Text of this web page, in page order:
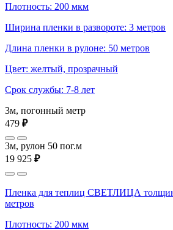
Плотность: 200 мкм
Ширина пленки в развороте: 3 метров
Длина пленки в рулоне: 50 метров
Цвет: желтый, прозрачный
Срок службы: 7-8 лет
3м, погонный метр
479 ₽
3м, рулон 50 пог.м
19 925 ₽
Пленка для теплиц СВЕТЛИЦА
метров
Плотность: 200 мкм